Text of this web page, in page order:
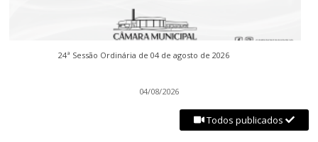
24ª Sessão Ordinária de 04 de agosto de 2026
04/08/2026
Todos publicados